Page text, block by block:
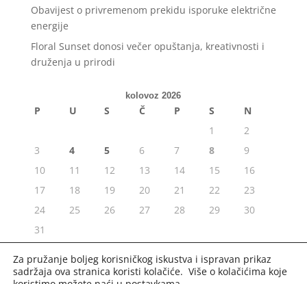
Obavijest o privremenom prekidu isporuke električne
energije
Floral Sunset donosi večer opuštanja, kreativnosti i
druženja u prirodi
kolovoz 2026
P U S Č P S
N
1
2
3
4 5 6 7 8
9
10
11 12 13 14 15
16
17
18 19 20 21 22
23
24
25 26 27 28 29
30
31
« srp
Za pružanje boljeg korisničkog iskustva i ispravan prikaz
sadržaja ova stranica koristi kolačiće. Više o kolačićima koje